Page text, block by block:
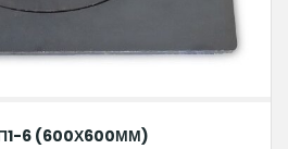
6 (600Х600ММ)